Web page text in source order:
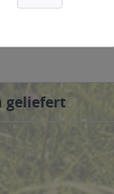
Shop bestellen.
geliefert